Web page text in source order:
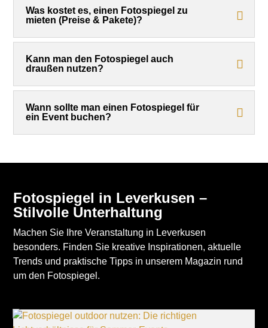
Was kostet es, einen Fotospiegel zu
mieten (Preise & Pakete)?
Kann man den Fotospiegel auch
draußen nutzen?
Wann sollte man einen Fotospiegel für
ein Event buchen?
Fotospiegel in Leverkusen –
Stilvolle Unterhaltung
Machen Sie Ihre Veranstaltung in Leverkusen
besonders. Finden Sie kreative Inspirationen, aktuelle
Trends und praktische Tipps in unserem Magazin rund
um den Fotospiegel.